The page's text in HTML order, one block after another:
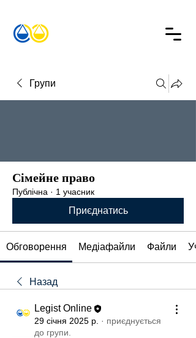
Групи
Сімейне право
Публічна · 1 учасник
Приєднатись
Обговорення Медіафайли Файли
Назад
Legist Online
29 січня 2025 р. · приєднується
до групи.